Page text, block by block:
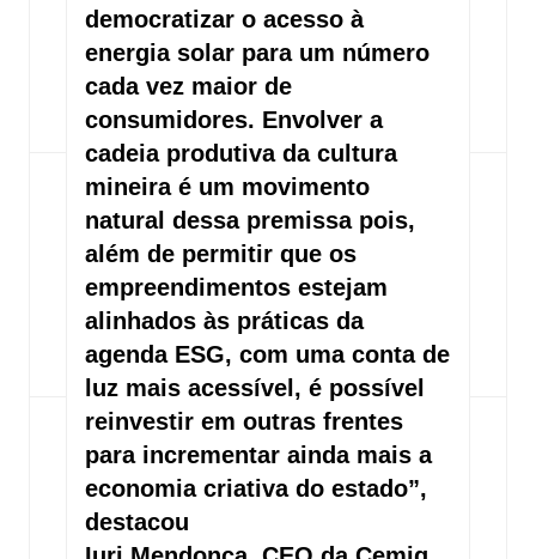
democratizar o acesso à
energia solar para um número
cada vez maior de
consumidores. Envolver a
cadeia produtiva da cultura
mineira é um movimento
natural dessa premissa pois,
além de permitir que os
empreendimentos estejam
alinhados às práticas da
agenda ESG, com uma conta de
luz mais acessível, é possível
reinvestir em outras frentes
para incrementar ainda mais a
economia criativa do estado”,
destacou